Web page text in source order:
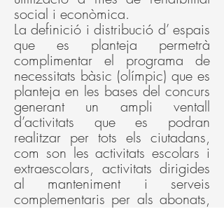
social i econòmica.
La definició i distribució d’ espais
que es planteja permetrà
complimentar el programa de
necessitats bàsic (olímpic) que es
planteja en les bases del concurs
generant un ampli ventall
d’activitats que es podran
realitzar per tots els ciutadans,
com son les activitats escolars i
extraescolars, activitats dirigides
al manteniment i serveis
complementaris per als abonats,